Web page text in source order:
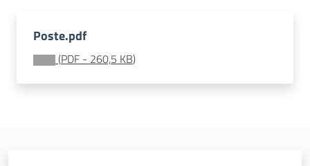
legislativa
Poste.pdf
(PDF - 260,5 KB)